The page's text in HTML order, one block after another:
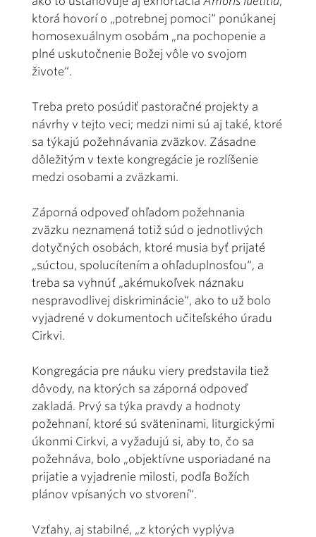
ktorá hovorí o „potrebnej pomoci“ ponúkanej
homosexuálnym osobám „na pochopenie a
plné uskutočnenie Božej vôle vo svojom
živote“.
Treba preto posúdiť pastoračné projekty a
návrhy v tejto veci; medzi nimi sú aj také, ktoré
sa týkajú požehnávania zväzkov. Zásadne
dôležitým v texte kongregácie je rozlíšenie
medzi osobami a zväzkami.
Záporná odpoveď ohľadom požehnania
zväzku neznamená totiž súd o jednotlivých
dotyčných osobách, ktoré musia byť prijaté
„súctou, spolucítením a ohľaduplnosťou“, a
treba sa vyhnúť „akémukoľvek náznaku
nespravodlivej diskriminácie“, ako to už bolo
vyjadrené v dokumentoch učiteľského úradu
Cirkvi.
Kongregácia pre náuku viery predstavila tiež
dôvody, na ktorých sa záporná odpoveď
zakladá. Prvý sa týka pravdy a hodnoty
požehnaní, ktoré sú sväteninami, liturgickými
úkonmi Cirkvi, a vyžadujú si, aby to, čo sa
požehnáva, bolo „objektívne usporiadané na
prijatie a vyjadrenie milosti, podľa Božích
plánov vpísaných vo stvorení“.
Vzťahy, aj stabilné, „z ktorých vyplýva